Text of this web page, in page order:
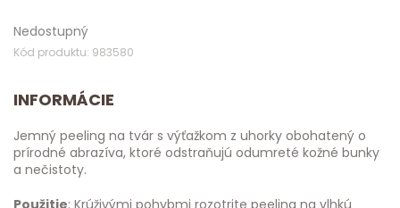
Nedostupný
Kód produktu: 983580
INFORMÁCIE
Jemný peeling na tvár s výťažkom z uhorky obohatený o
prírodné abrazíva, ktoré odstraňujú odumreté kožné bunky
a nečistoty.
Použitie: Krúživými pohybmi rozotrite peeling na vlhkú